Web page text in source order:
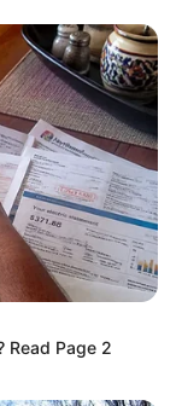
- Here's The
Read Page 2